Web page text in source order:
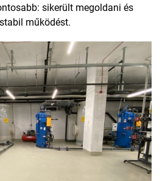
sikerült megoldani és
működést.